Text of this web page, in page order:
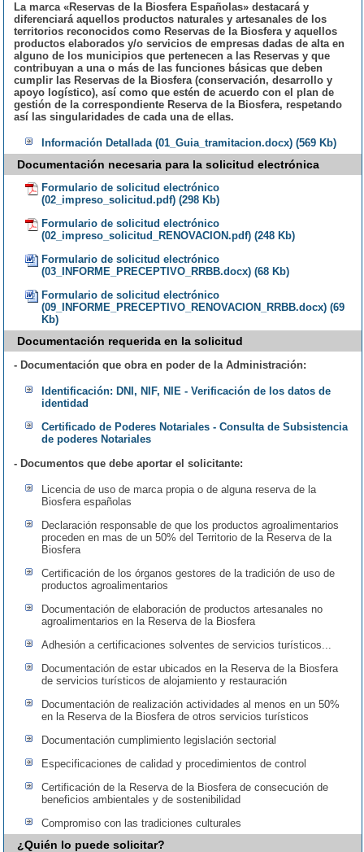
La marca «Reservas de la Biosfera Españolas» destacará y
diferenciará aquellos productos naturales y artesanales de los
territorios reconocidos como Reservas de la Biosfera y aquellos
productos elaborados y/o servicios de empresas dadas de alta en
alguno de los municipios que pertenecen a las Reservas y que
contribuyan a una o más de las funciones básicas que deben
cumplir las Reservas de la Biosfera (conservación, desarrollo y
apoyo logístico), así como que estén de acuerdo con el plan de
gestión de la correspondiente Reserva de la Biosfera, respetando
así las singularidades de cada una de ellas.
Información Detallada (01_Guia_tramitacion.docx) (569 Kb)
Documentación necesaria para la solicitud electrónica
Formulario de solicitud electrónico
(02_impreso_solicitud.pdf) (298 Kb)
Formulario de solicitud electrónico
(02_impreso_solicitud_RENOVACION.pdf) (248 Kb)
Formulario de solicitud electrónico
(03_INFORME_PRECEPTIVO_RRBB.docx) (68 Kb)
Formulario de solicitud electrónico
(09_INFORME_PRECEPTIVO_RENOVACION_RRBB.docx) (69
Kb)
Documentación requerida en la solicitud
- Documentación que obra en poder de la Administración:
Identificación: DNI, NIF, NIE - Verificación de los datos de
identidad
Certificado de Poderes Notariales - Consulta de Subsistencia
de poderes Notariales
- Documentos que debe aportar el solicitante:
Licencia de uso de marca propia o de alguna reserva de la
Biosfera españolas
Declaración responsable de que los productos agroalimentarios
proceden en mas de un 50% del Territorio de la Reserva de la
Biosfera
Certificación de los órganos gestores de la tradición de uso de
productos agroalimentarios
Documentación de elaboración de productos artesanales no
agroalimentarios en la Reserva de la Biosfera
Adhesión a certificaciones solventes de servicios turísticos...
Documentación de estar ubicados en la Reserva de la Biosfera
de servicios turísticos de alojamiento y restauración
Documentación de realización actividades al menos en un 50%
en la Reserva de la Biosfera de otros servicios turísticos
Documentación cumplimiento legislación sectorial
Especificaciones de calidad y procedimientos de control
Certificación de la Reserva de la Biosfera de consecución de
beneficios ambientales y de sostenibilidad
Compromiso con las tradiciones culturales
¿Quién lo puede solicitar?